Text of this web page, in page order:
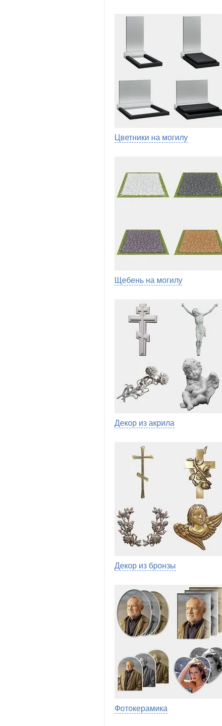
Цветники на могилу
Щебень на могилу
Декор из акрила
Декор из бронзы
Фотокерамика